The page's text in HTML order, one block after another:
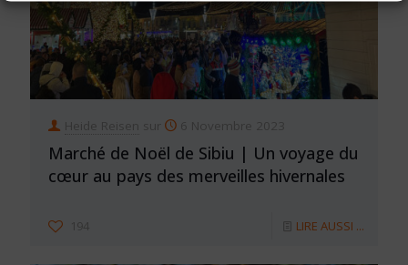
Heide Reisen sur 6 Novembre 2023
Marché de Noël de Sibiu | Un voyage du
cœur au pays des merveilles hivernales
194 LIRE AUSSI ...